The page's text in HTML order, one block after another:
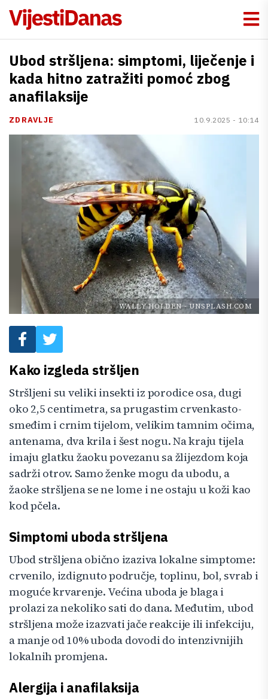
Ubod stršljena: simptomi, liječenje i
kada hitno zatražiti pomoć zbog
anafilaksije
ZDRAVLJE 10.9.2025 - 10:14
WALLY HOLDEN-UNSPLASH.COM
Kako izgleda stršljen
Stršljeni su veliki insekti iz porodice osa, dugi
oko 2,5 centimetra, sa prugastim crvenkasto-
smeđim i crnim tijelom, velikim tamnim očima,
antenama, dva krila i šest nogu. Na kraju tijela
imaju glatku žaoku povezanu sa žlijezdom koja
sadrži otrov. Samo ženke mogu da ubodu, a
žaoke stršljena se ne lome i ne ostaju u koži kao
kod pčela.
Simptomi uboda stršljena
Ubod stršljena obično izaziva lokalne simptome:
crvenilo, izdignuto područje, toplinu, bol, svrab i
moguće krvarenje. Većina uboda je blaga i
prolazi za nekoliko sati do dana. Međutim, ubod
stršljena može izazvati jače reakcije ili infekciju,
a manje od 10% uboda dovodi do intenzivnijih
lokalnih promjena.
Alergija i anafilaksija